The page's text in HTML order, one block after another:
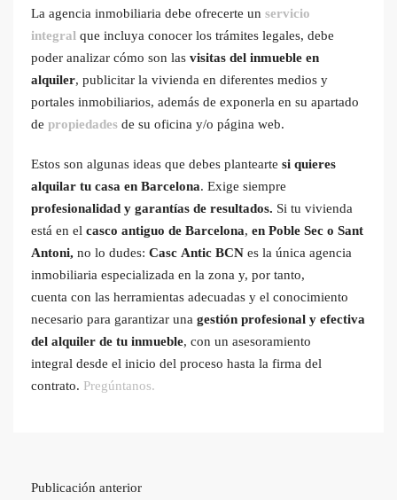
La agencia inmobiliaria debe ofrecerte un servicio
integral que incluya conocer los trámites legales, debe
poder analizar cómo son las visitas del inmueble en
alquiler, publicitar la vivienda en diferentes medios y
portales inmobiliarios, además de exponerla en su apartado
de propiedades de su oficina y/o página web.
Estos son algunas ideas que debes plantearte si quieres
alquilar tu casa en Barcelona. Exige siempre
profesionalidad y garantías de resultados. Si tu vivienda
está en el casco antiguo de Barcelona, en Poble Sec o Sant
Antoni, no lo dudes: Casc Antic BCN es la única agencia
inmobiliaria especializada en la zona y, por tanto,
cuenta con las herramientas adecuadas y el conocimiento
necesario para garantizar una gestión profesional y efectiva
del alquiler de tu inmueble, con un asesoramiento
integral desde el inicio del proceso hasta la firma del
contrato. Pregúntanos.
Publicación anterior